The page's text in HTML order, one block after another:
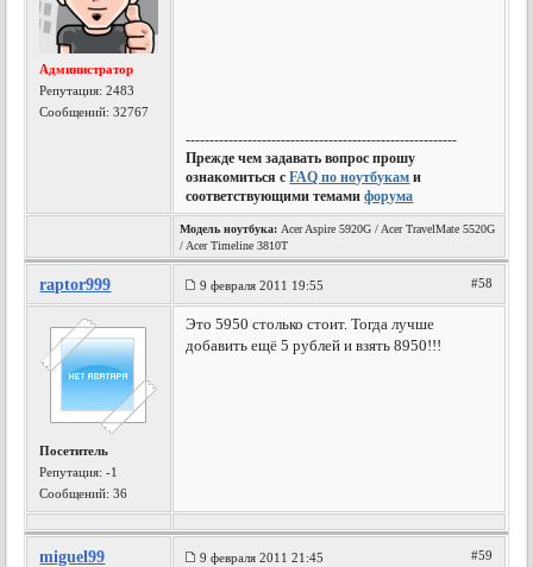
Администратор
Репутация:2483
Сообщений: 32767
---------------------------------------------------------
Прежде чем задавать вопрос прошу
ознакомиться сFAQ по ноутбукам и
соответствующими темамифорума
Модель ноутбука: Acer Aspire 5920G / Acer TravelMate 5520G
/ Acer Timeline 3810T
raptor999 9 февраля 2011 19:55 #58
Посетитель
Репутация:-1
Сообщений: 36
Это 5950 столько стоит. Тогда лучше
добавить ещё 5 рублей и взять 8950!!!
miguel99 9 февраля 2011 21:45 #59